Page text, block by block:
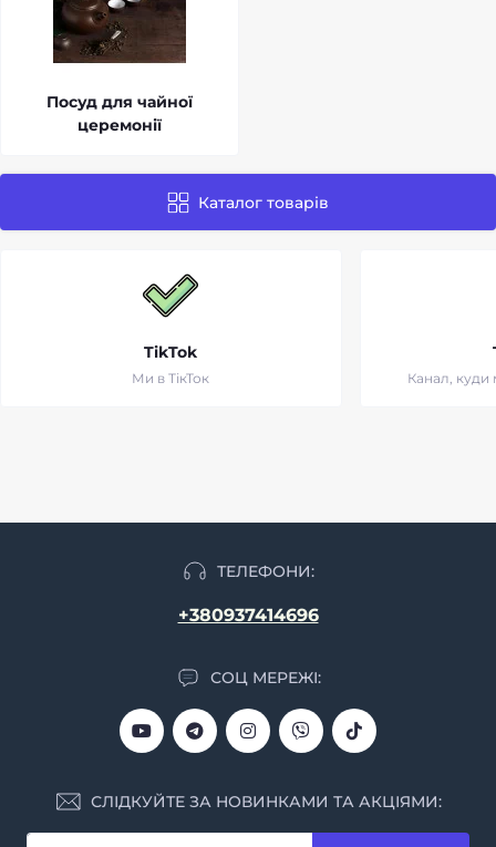
Посуд для чайної
церемонії
Каталог товарів
TikTok
Ми в ТікТок Канал,
ТЕЛЕФОНИ:
+380937414696
СОЦ МЕРЕЖІ:
СЛІДКУЙТЕ ЗА НОВИНКАМИ ТА АКЦІЯМИ: